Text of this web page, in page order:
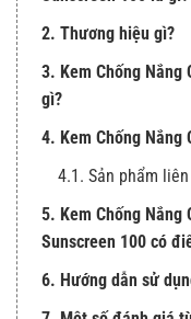
2. Thương hiệu gì?
3. Kem Chống Nắng
gì?
4. Kem Chống Nắng
4.1. Sản phẩm
5. Kem Chống Nắng
Sunscreen 100 có
6. Hướng dẫn sử